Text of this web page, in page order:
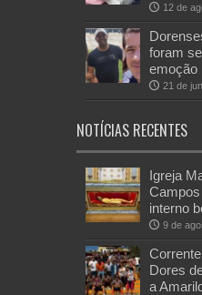
12 de
foram
emoção
21 de
NOTÍCIAS RECENTES
Igreja
interno
9 de
Dores
a